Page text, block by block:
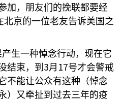
加，朋友们的挽联都要经
北京的一位老友告诉美国之
生一种悼念行动，现在它
结束，到 3月 17号才会警戒
不能让公众有这种（悼念
）又牵扯到过去三年的疫